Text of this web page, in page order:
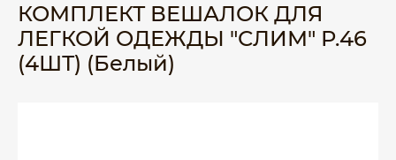
КОМПЛЕКТ ВЕШАЛОК ДЛЯ
ЛЕГКОЙ ОДЕЖДЫ "СЛИМ" Р.46
(4ШТ) (Белый)